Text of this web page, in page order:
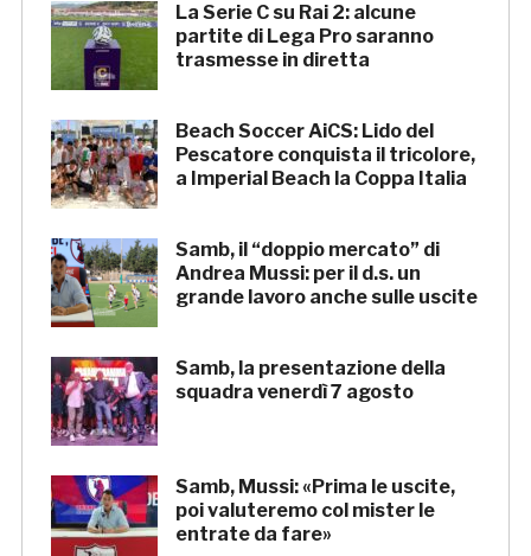
La Serie C su Rai 2: alcune
partite di Lega Pro saranno
trasmesse in diretta
Beach Soccer AiCS: Lido del
Pescatore conquista il tricolore,
a Imperial Beach la Coppa Italia
Samb, il “doppio mercato” di
Andrea Mussi: per il d.s. un
grande lavoro anche sulle uscite
Samb, la presentazione della
squadra venerdì 7 agosto
Samb, Mussi: «Prima le uscite,
poi valuteremo col mister le
entrate da fare»